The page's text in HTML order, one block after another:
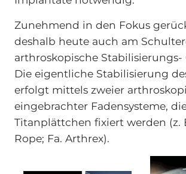
Zunehmend in den Fokus
deshalb heute auch am
arthroskopische Stabilisierungs-
Die eigentliche Stabilisierung
erfolgt mittels zweier
eingebrachter Fadensysteme,
Titanplättchen fixiert werden (z.
Rope; Fa. Arthrex).